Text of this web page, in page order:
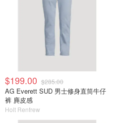
$199.00 $285.00
AG Everett SUD 男士修身直筒牛仔
裤 麂皮感
Holt Renfrew